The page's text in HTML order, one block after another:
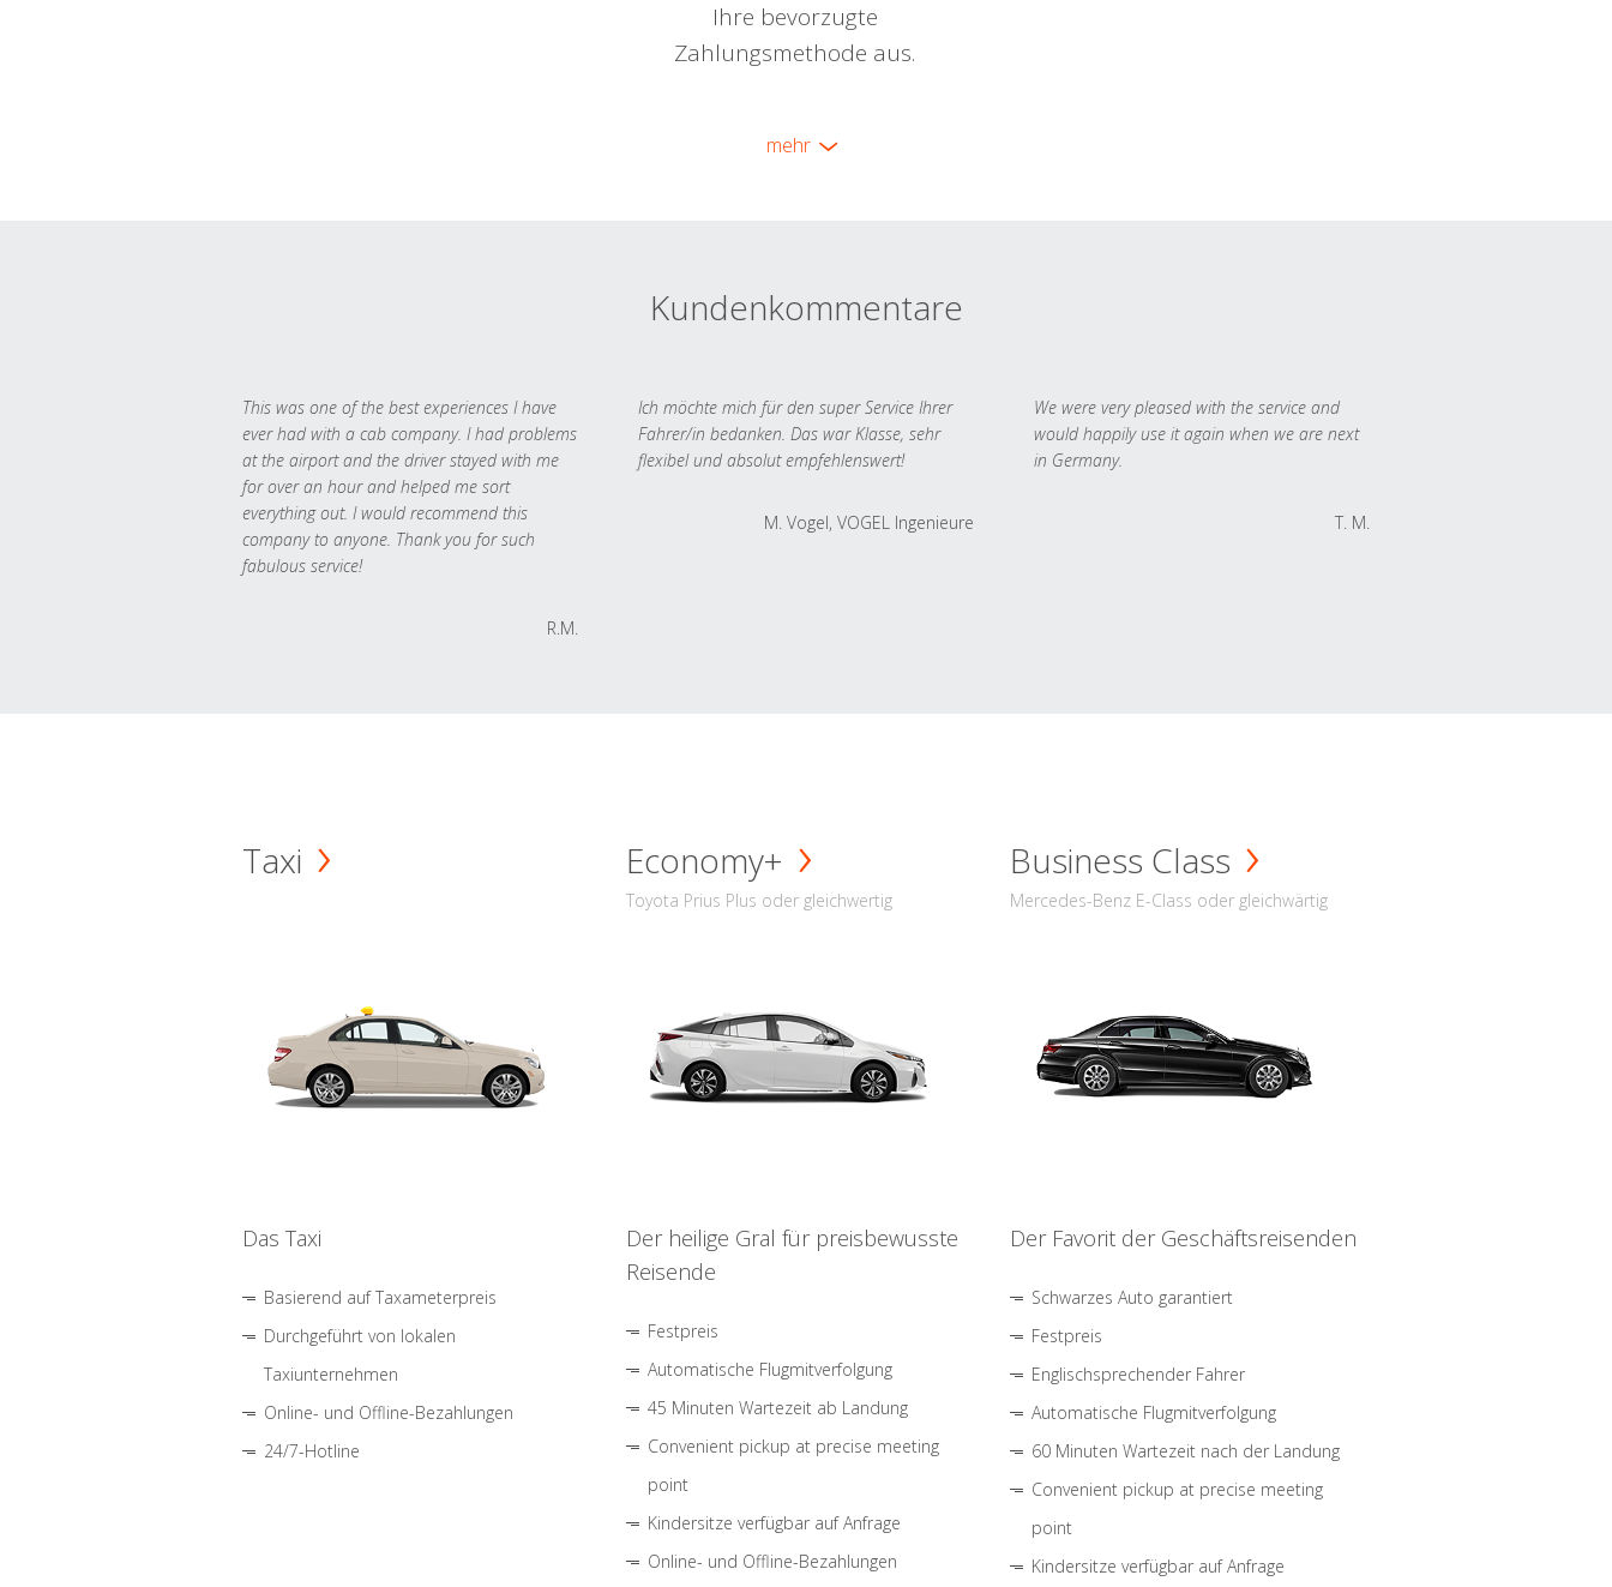
Ihre bevorzugte
Zahlungsmethode aus.
mehr
Kundenkommentare
This was one of the best experiences I have
ever had with a cab company. I had problems
at the airport and the driver stayed with me
for over an hour and helped me sort
everything out. I would recommend this
company to anyone. Thank you for such
fabulous service!
R.M.
Ich möchte mich für den super Service Ihrer
Fahrer/in bedanken. Das war Klasse, sehr
flexibel und absolut empfehlenswert!
M. Vogel, VOGEL Ingenieure
We were very pleased with the service and
would happily use it again when we are next
in Germany.
T. M.
Taxi
Das Taxi
Basierend auf Taxameterpreis
Durchgeführt von lokalen
Taxiunternehmen
Online- und Offline-Bezahlungen
24/7-Hotline
Economy+
Toyota Prius Plus oder gleichwertig
Der heilige Gral für preisbewusste
Reisende
Festpreis
Automatische Flugmitverfolgung
45 Minuten Wartezeit ab Landung
Convenient pickup at precise meeting
point
Kindersitze verfügbar auf Anfrage
Online- und Offline-Bezahlungen
Business Class
Mercedes-Benz E-Class oder gleichwärtig
Der Favorit der Geschäftsreisenden
Schwarzes Auto garantiert
Festpreis
Englischsprechender Fahrer
Automatische Flugmitverfolgung
60 Minuten Wartezeit nach der Landung
Convenient pickup at precise meeting
point
Kindersitze verfügbar auf Anfrage